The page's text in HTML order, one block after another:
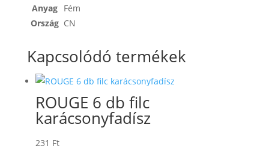
Anyag Fém
Ország CN
Kapcsolódó termékek
ROUGE 6 db filc
karácsonyfadísz
231 Ft